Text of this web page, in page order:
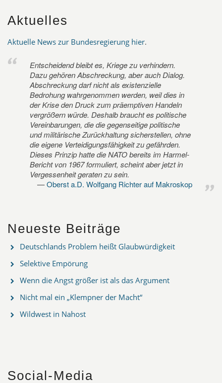
Aktuelles
Aktuelle News zur Bundesregierung hier.
Entscheidend bleibt es, Kriege zu verhindern.
Dazu gehören Abschreckung, aber auch Dialog.
Abschreckung darf nicht als existenzielle
Bedrohung wahrgenommen werden, weil dies in
der Krise den Druck zum präemptiven Handeln
vergrößern würde. Deshalb braucht es politische
Vereinbarungen, die die gegenseitige politische
und militärische Zurückhaltung sicherstellen, ohne
die eigene Verteidigungsfähigkeit zu gefährden.
Dieses Prinzip hatte die NATO bereits im Harmel-
Bericht von 1967 formuliert, scheint aber jetzt in
Vergessenheit geraten zu sein.
Oberst a.D. Wolfgang Richter auf Makroskop
Neueste Beiträge
Deutschlands Problem heißt Glaubwürdigkeit
Selektive Empörung
Wenn die Angst größer ist als das Argument
Nicht mal ein „Klempner der Macht“
Wildwest in Nahost
Social-Media